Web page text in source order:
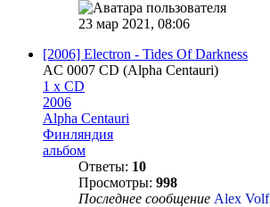
23 мар 2021, 08:06
[2006] Electron - Tides Of Darkness
AC 0007 CD (Alpha Centauri)
1 x CD
2006
Alpha Centauri
Финляндия
альбом
Ответы: 10
Просмотры: 998
Последнее сообщение Alex Volf